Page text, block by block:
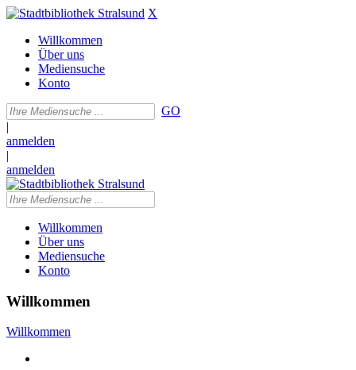
X
Willkommen
Über uns
Mediensuche
Konto
GO
|
anmelden
|
anmelden
Willkommen
Über uns
Mediensuche
Konto
Willkommen
Willkommen